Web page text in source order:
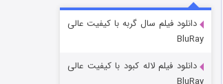
شوگر فصل ۲
قسمت
دانلود فیلم سال گربه با کیفیت عالی
BluRay
دانلود فیلم لاله کبود با کیفیت عالی